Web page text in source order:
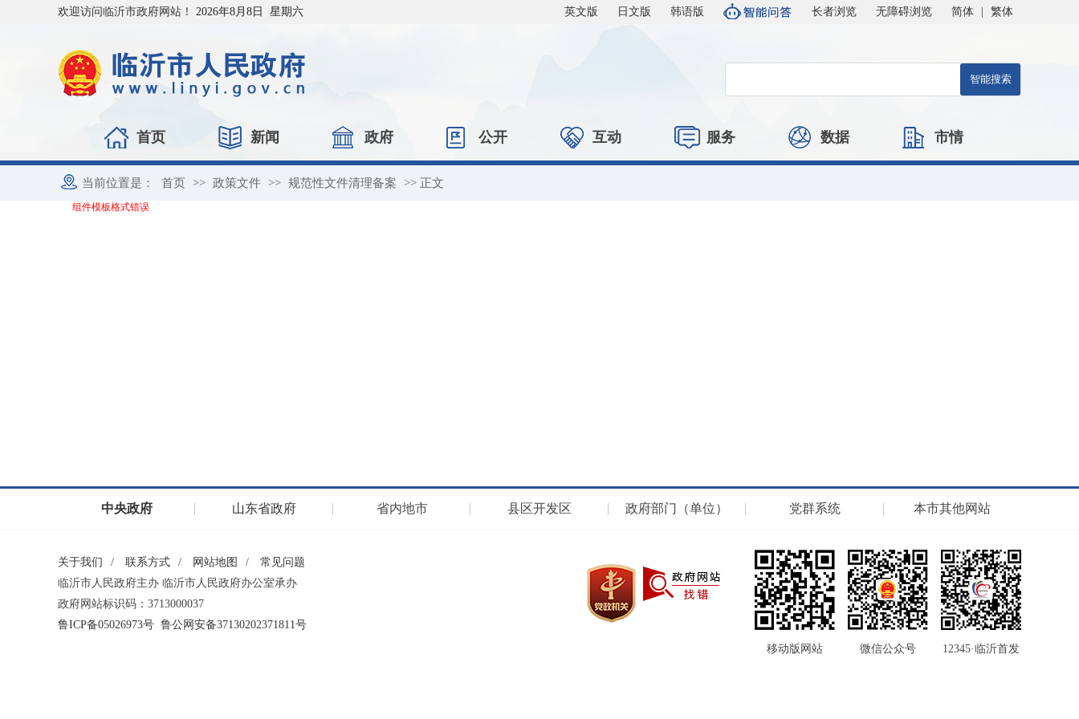
欢迎访问临沂市政府网站！ 2026年8月8日 星期六 英文版 日文版 韩语版 长者浏览 无障碍浏览 简体 繁体
首页 新闻 政府 公开 互动 服务 数据 市情
当前位置是： 首页 >> 政策文件 >> 规范性文件清理备案 >> 正文
组件模板格式错误
中央政府 山东省政府 省内地市 县区开发区 政府部门（单位） 党群系统 本市其他网站
关于我们 / 联系方式 / 网站地图 /
常见问题
临沂市人民政府主办 临沂市人民政府办公室承办
政府网站标识码：3713000037
鲁ICP备05026973号 鲁公网安备37130202371811号
移动版网站
微信公众号 12345·临沂首发